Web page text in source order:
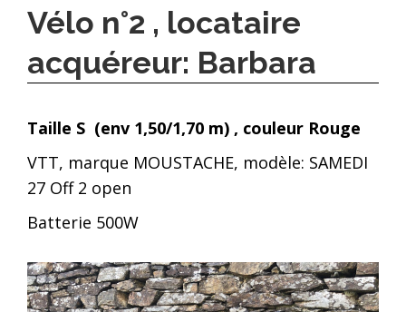
Vélo n°2 , locataire
acquéreur: Barbara
Taille S (env 1,50/1,70 m) , couleur Rouge
VTT, marque MOUSTACHE, modèle: SAMEDI
27 Off 2 open
Batterie 500W